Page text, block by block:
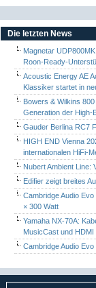
Die letzten News
Magnetar
Roon-Ready-
Acoustic Energy AE
Klassiker startet in
Bowers & Wilkins
Generation der High-
Gauder Berlina RC7
HIGH END Vienna
internationalen HiFi-
Nubert Ambient Line:
Edifier zeigt breites
Cambridge Audio
× 300 Watt
Yamaha NX-70A:
MusicCast und HDMI
Cambridge Audio